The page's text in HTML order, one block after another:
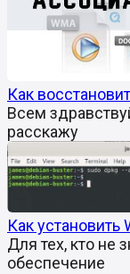
Как
Всем
расскажу
Как установить
Для тех, кто не
обеспечение